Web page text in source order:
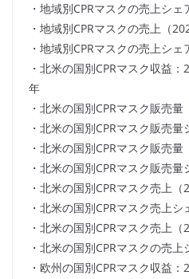
・地域別CPRマスクの売上シェ
・地域別CPRマスクの売上（
・地域別CPRマスクの売上シェ
・北米の国別CPRマスク収益
年
・北米の国別CPRマスク販売量
・北米の国別CPRマスク販売
・北米の国別CPRマスク販売量
・北米の国別CPRマスク販売量
・北米の国別CPRマスク売上（
・北米の国別CPRマスク売上シ
・北米の国別CPRマスク売上（
・北米の国別CPRマスクの売上
・欧州の国別CPRマスク収益